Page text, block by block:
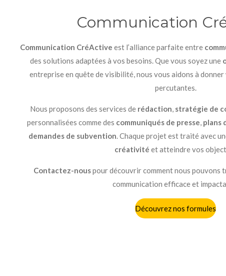
Communication
Communication CréActive est l’alliance parfaite entre
des solutions adaptées à vos besoins. Que vous soyez une
entreprise en quête de visibilité, nous vous aidons à
percutantes.
Nous proposons des services de rédaction, stratégie de
personnalisées comme des communiqués de presse, plans
demandes de subvention. Chaque projet est traité avec
créativité et atteindre vos
Contactez-nouspour découvrir comment nous pouvons
communication efficace et
Découvrez nos formules